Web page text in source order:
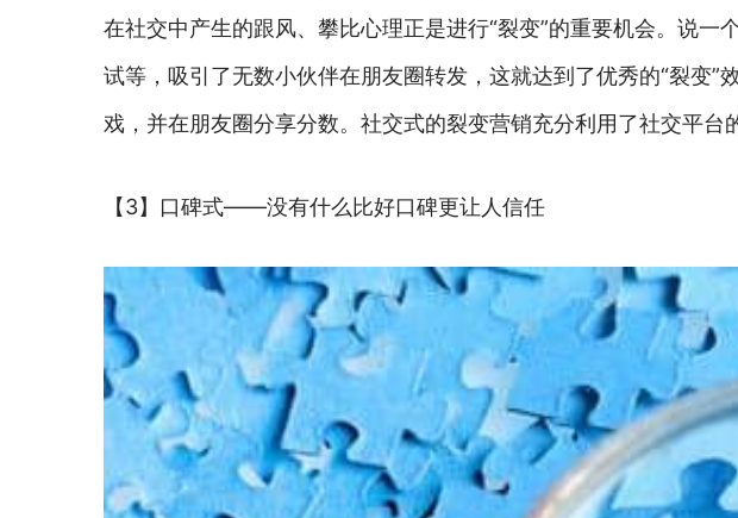
在社交中产生的跟风、攀比心理正是进行“裂变”的重要机会。说
试等，吸引了无数小伙伴在朋友圈转发，这就达到了优秀的“裂变
戏，并在朋友圈分享分数。社交式的裂变营销充分利用了社交平
【3】口碑式——没有什么比好口碑更让人信任